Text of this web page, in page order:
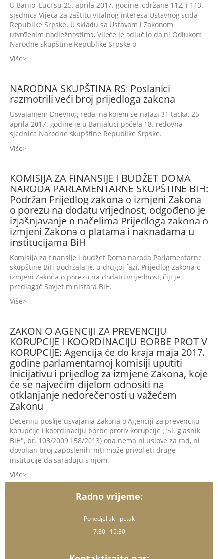
U Banjoj Luci su 25. aprila 2017. godine, održane 112. i 113.
sjednica Vijeća za zaštitu vitalnog interesa Ustavnog suda
Republike Srpske. U skladu sa Ustavom i Zakonom
utvrđenim nadležnostima, Vijeće je odlučilo da ni Odlukom
Narodne skupštine Republike Srpske o
Više
NARODNA SKUPŠTINA RS: Poslanici
razmotrili veći broj prijedloga zakona
Usvajanjem Dnevnog reda, na kojem se nalazi 31 tačka, 25.
aprila 2017. godine je u Banjaluci počela 18. redovna
sjednica Narodne skupštine Republike Srpske.
Više
KOMISIJA ZA FINANSIJE I BUDŽET DOMA
NARODA PARLAMENTARNE SKUPŠTINE BIH:
Podržan Prijedlog zakona o izmjeni Zakona
o porezu na dodatu vrijednost, odgođeno je
izjašnjavanje o načelima Prijedloga zakona o
izmjeni Zakona o platama i naknadama u
institucijama BiH
Komisija za finansije i budžet Doma naroda Parlamentarne
skupštine BiH podržala je, u drugoj fazi, Prijedlog zakona o
izmjeni Zakona o porezu na dodatu vrijednost, čiji je
predlagač Savjet ministara BiH.
Više
ZAKON O AGENCIJI ZA PREVENCIJU
KORUPCIJE I KOORDINACIJU BORBE PROTIV
KORUPCIJE: Agencija će do kraja maja 2017.
godine parlamentarnoj komisiji uputiti
inicijativu i prijedlog za izmjene Zakona, koje
će se najvećim dijelom odnositi na
otklanjanje nedorečenosti u važećem
Zakonu
Deceniju poslije usvajanja Zakona o Agenciji za prevenciju
korupcije i koordinaciju borbe protiv korupcije ("Sl. glasnik
BiH", br. 103/2009 i 58/2013) ona nema ni uslove za rad, ni
dovoljan broj zaposlenih, niti može privoljeti druge
institucije da sarađuju s njom.
Više
Radno vrijeme:
Ponedjeljak - petak
7:30 - 15:30